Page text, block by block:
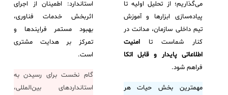
می‌گذاریم؛ از تحلیل اولیه تا
پیاده‌سازی ابزارها و آموزش
تیم داخلی سازمان، مدانت در
کنار شماست تاامنیت
اطلاعاتی پایدار و قابل اتکا
فراهم شود.
مهمترین بخش حیات هر
استاندارد: اطمینان از اجرای
اثربخش خدمات فناوری،
بهبود مستمر فرایندها و
تمرکز بر هدایت مشتری
است.
گام نخست برای رسیدن به
استانداردهای بین‌المللی،
Log360 ابزار SIEM
برنامه‌ساز هوشمند App Creator
سیستم هوشمند مدیریت فروش و فاکتور
آموزش فارسی ITIL4
چارچوب ITIL برای همه
فلافلی_فناوری